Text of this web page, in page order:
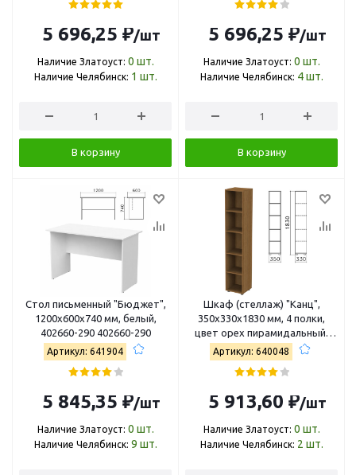
5 696,25 ₽/шт
Наличие Златоуст: 0 шт.
Наличие Челябинск: 1 шт.
В корзину
5 696,25 ₽/шт
Наличие Златоуст: 0 шт.
Наличие Челябинск: 4 шт.
В корзину
Стол письменный "Бюджет",
1200х600х740 мм, белый,
402660-290 402660-290
Артикул: 641904
5 845,35 ₽/шт
Наличие Златоуст: 0 шт.
Наличие Челябинск: 9 шт.
Шкаф (стеллаж) "Канц",
350х330х1830 мм, 4 полки,
цвет орех пирамидальный,
КК32.9
Артикул: 640048
5 913,60 ₽/шт
Наличие Златоуст: 0 шт.
Наличие Челябинск: 2 шт.